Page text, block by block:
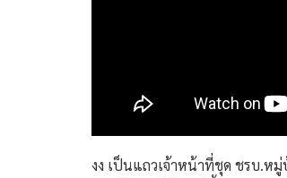
งง เป็นแถวเจ้าหน้าที่ชุด ชรบ.ห